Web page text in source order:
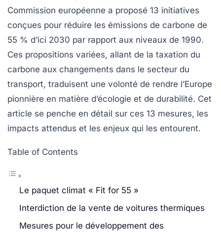
Commission européenne a proposé 13 initiatives
conçues pour réduire les émissions de carbone de
55 % d’ici 2030 par rapport aux niveaux de 1990.
Ces propositions variées, allant de la taxation du
carbone aux changements dans le secteur du
transport, traduisent une volonté de rendre l’Europe
pionnière en matière d’écologie et de durabilité. Cet
article se penche en détail sur ces 13 mesures, les
impacts attendus et les enjeux qui les entourent.
Table of Contents
Le paquet climat « Fit for 55 »
Interdiction de la vente de voitures thermiques
Mesures pour le développement des